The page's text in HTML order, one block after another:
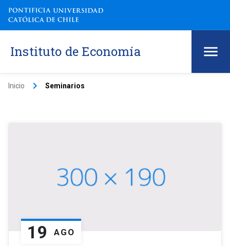
Instituto de Economía
Inicio keyboard_arrow_right Seminarios
19 AGO